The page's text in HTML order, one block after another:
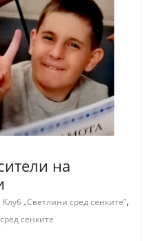
на
Клуб „Светлини сред сенките”,
сенките